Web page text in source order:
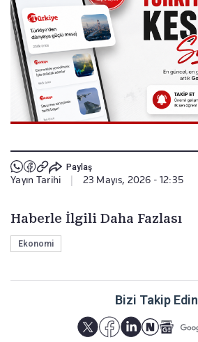
Paylaş
Yayın Tarihi 23 Mayıs, 2026 - 12:35
Haberle İlgili Daha Fazlası
Ekonomi
Bizi Takip Edin